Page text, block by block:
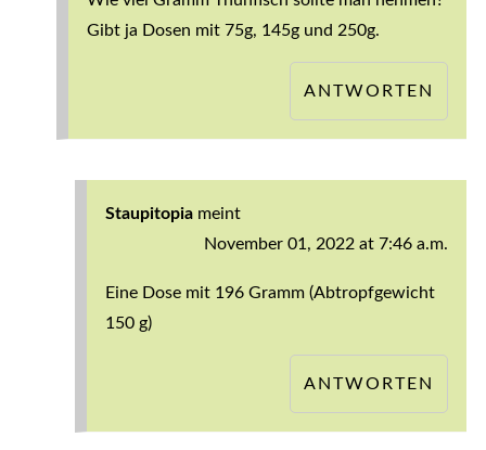
Gibt ja Dosen mit 75g, 145g und 250g.
ANTWORTEN
Staupitopia meint
November 01, 2022 at 7:46 a.m.
Eine Dose mit 196 Gramm (Abtropfgewicht
150 g)
ANTWORTEN